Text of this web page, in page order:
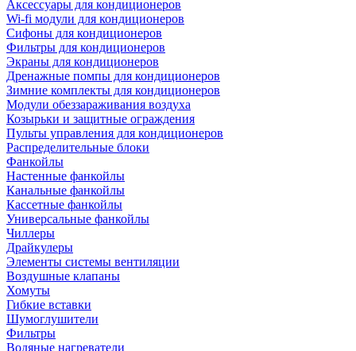
Аксессуары для кондиционеров
Wi-fi модули для кондиционеров
Сифоны для кондиционеров
Фильтры для кондиционеров
Экраны для кондиционеров
Дренажные помпы для кондиционеров
Зимние комплекты для кондиционеров
Модули обеззараживания воздуха
Козырьки и защитные ограждения
Пульты управления для кондиционеров
Распределительные блоки
Фанкойлы
Настенные фанкойлы
Канальные фанкойлы
Кассетные фанкойлы
Универсальные фанкойлы
Чиллеры
Драйкулеры
Элементы системы вентиляции
Воздушные клапаны
Хомуты
Гибкие вставки
Шумоглушители
Фильтры
Водяные нагреватели